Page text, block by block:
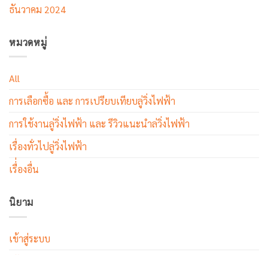
ธันวาคม 2024
หมวดหมู่
All
การเลือกซื้อ และ การเปรียบเทียบลู่วิ่งไฟฟ้า
การใช้งานลู่วิ่งไฟฟ้า และ รีวิวแนะนำล่วิ่งไฟฟ้า
เรื่องทั่วไปลู่วิ่งไฟฟ้า
เรื่่องอื่น
นิยาม
เข้าสู่ระบบ